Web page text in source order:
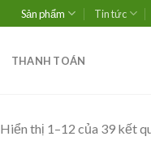
Sản phẩm Tin tức
THANH TOÁN
Hiển thị 1–12 của 39 kết